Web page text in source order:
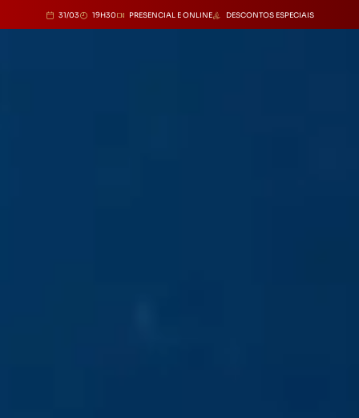
31/03 19H30 PRESENCIAL E ONLINE DESCONTOS ESPECIAIS